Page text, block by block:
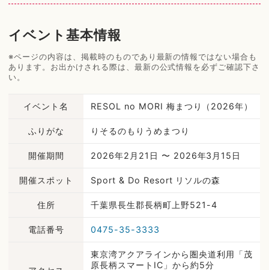
イベント基本情報
※ページの内容は、掲載時のものであり最新の情報ではない場合も
あります。お出かけされる際は、最新の公式情報を必ずご確認下さ
い。
イベント名 RESOL no MORI 梅まつり（2026年）
ふりがな りそるのもりうめまつり
開催期間 2026年2月21日 〜 2026年3月15日
開催スポット Sport & Do Resort リソルの森
住所 千葉県長生郡長柄町上野521-4
電話番号 0475-35-3333
東京湾アクアラインから圏央道利用「茂
原長柄スマートIC」から約5分